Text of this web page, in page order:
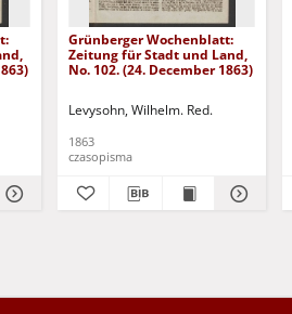
Grünberger Wochenblatt:
Zeitung für Stadt und Land,
No. 102. (24. December 1863)
Levysohn, Wilhelm. Red.
1863
czasopisma